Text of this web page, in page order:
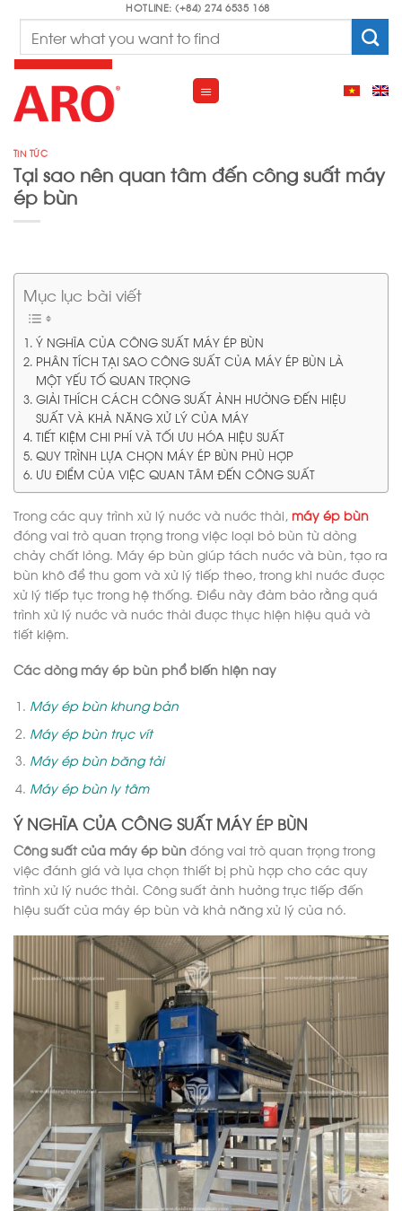
content
HOTLINE: (+84) 274 6535 168
TIN TỨC
Tại sao nên quan tâm đến công suất máy
ép bùn
Mục lục bài viết
Ý NGHĨA CỦA CÔNG SUẤT MÁY ÉP BÙN
PHÂN TÍCH TẠI SAO CÔNG SUẤT CỦA MÁY ÉP BÙN LÀ
MỘT YẾU TỐ QUAN TRỌNG
GIẢI THÍCH CÁCH CÔNG SUẤT ẢNH HƯỞNG ĐẾN HIỆU
SUẤT VÀ KHẢ NĂNG XỬ LÝ CỦA MÁY
TIẾT KIỆM CHI PHÍ VÀ TỐI ƯU HÓA HIỆU SUẤT
QUY TRÌNH LỰA CHỌN MÁY ÉP BÙN PHÙ HỢP
ƯU ĐIỂM CỦA VIỆC QUAN TÂM ĐẾN CÔNG SUẤT
Trong các quy trình xử lý nước và nước thải,máy ép bùn
đóng vai trò quan trọng trong việc loại bỏ bùn từ dòng
chảy chất lỏng. Máy ép bùn giúp tách nước và bùn, tạo ra
bùn khô để thu gom và xử lý tiếp theo, trong khi nước được
xử lý tiếp tục trong hệ thống. Điều này đảm bảo rằng quá
trình xử lý nước và nước thải được thực hiện hiệu quả và
tiết kiệm.
Các dòng máy ép bùn phổ biến hiện nay
Máy ép bùn khung bản
Máy ép bùn trục vít
Máy ép bùn băng tải
Máy ép bùn ly tâm
Ý NGHĨA CỦA CÔNG SUẤT MÁY ÉP BÙN
Công suất của máy ép bùnđóng vai trò quan trọng trong
việc đánh giá và lựa chọn thiết bị phù hợp cho các quy
trình xử lý nước thải. Công suất ảnh hưởng trực tiếp đến
hiệu suất của máy ép bùn và khả năng xử lý của nó.